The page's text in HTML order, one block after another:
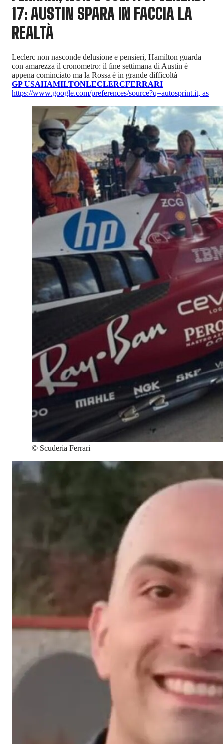
17: AUSTIN SPARA IN FACCIA LA
REALTÀ
Leclerc non nasconde delusione e pensieri, Hamilton guarda
con amarezza il cronometro: il fine settimana di Austin è
appena cominciato ma la Rossa è in grande difficoltà
GP USAHAMILTONLECLERCFERRARI
https://www.google.com/preferences/source?q=autosprint.it, as
© Scuderia Ferrari